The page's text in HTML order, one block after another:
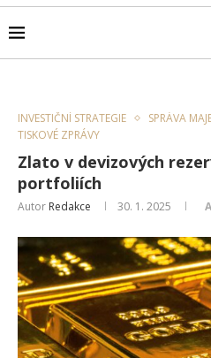
INVESTIČNÍ STRATEGIE
SPRÁVA
TISKOVÉ ZPRÁVY
Zlato v devizových
portfoliích
Autor Redakce 30. 1. 2025